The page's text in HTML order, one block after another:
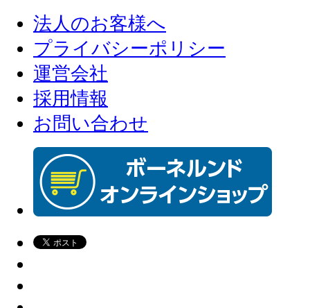
法人のお客様へ
プライバシーポリシー
運営会社
採用情報
お問い合わせ